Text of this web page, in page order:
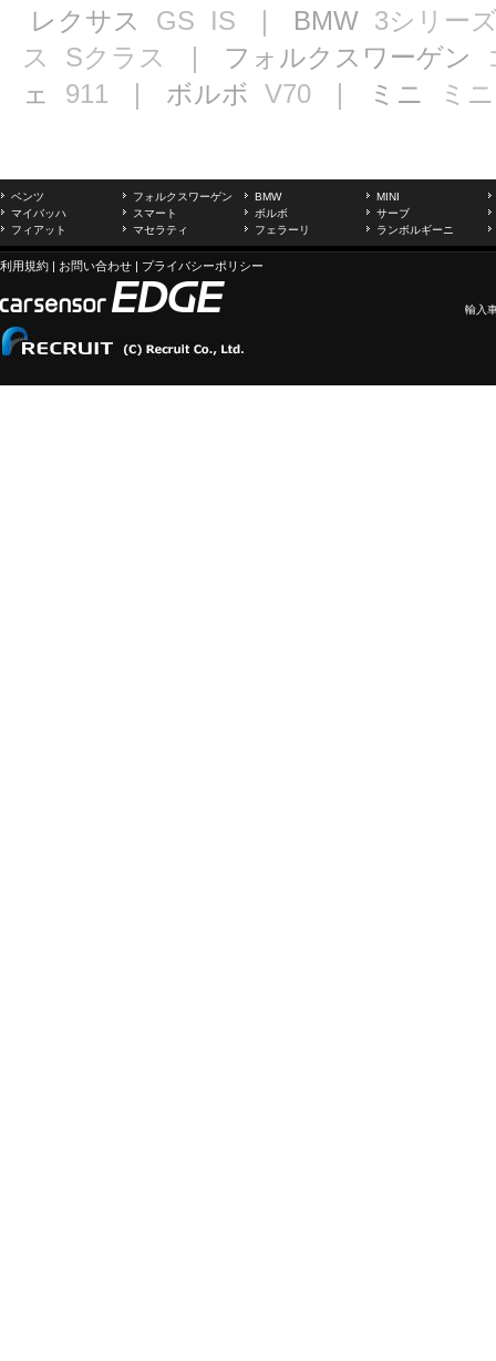
レクサス GS IS ｜ BMW 3シリー
ス
Sクラス ｜ フォルクスワーゲン
ェ 911 ｜ ボルボ V70 ｜ ミニ ミニ
ベンツ フォルクスワーゲン BMW
MINI
マイバッハ
スマート ボルボ
サーブ
フィアット
マセラティ フェラーリ ランボルギーニ
利用規約 | お問い合わせ | プライバシーポリシー
輸入